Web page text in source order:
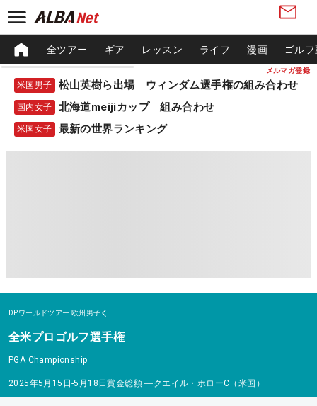
メルマガ登録
全ツアー ギア レッスン ライフ 漫画 ゴル
米国男子 松山英樹ら出場 ウィンダム選手権の組み合わせ
国内女子 北海道meijiカップ 組み合わせ
米国女子 最新の世界ランキング
DPワールドツアー 欧州男子
全米プロゴルフ選手権
PGA Championship
2025年5月15日-5月18日賞金総額 ―クエイル・ホローC（米国）